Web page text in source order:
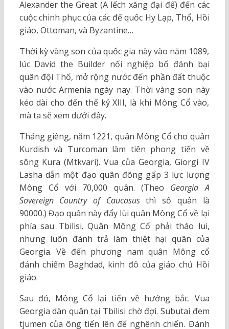
Alexander the Great (A lếch xăng đại đế) đến các
cuộc chinh phục của các đế quốc Hy Lạp, Thổ, Hồi
giáo, Ottoman, và Byzantine…
Thời kỳ vàng son của quốc gia này vào năm 1089,
lúc David the Builder nối nghiệp bố đánh bại
quân đội Thổ, mở rộng nước đến phần đất thuộc
vào nước Armenia ngày nay. Thời vàng son này
kéo dài cho đến thế kỷ XIII, là khi Mông Cổ vào,
mà ta sẽ xem dưới đây.
Tháng giêng, năm 1221, quân Mông Cổ cho quân
Kurdish và Turcoman làm tiên phong tiến về
sông Kura (Mtkvari). Vua của Georgia, Giorgi IV
Lasha dẫn một đạo quân đông gấp 3 lực lượng
Mông Cổ với 70,000 quân. (Theo Georgia A
Sovereign Country of Caucasusthì số quân là
90000.) Đạo quân này đẩy lùi quân Mông Cổ về lại
phía sau Tbilisi. Quân Mông Cổ phải tháo lui,
nhưng luôn đánh trả làm thiệt hại quân của
Georgia. Về đến phương nam quân Mông cổ
đánh chiếm Baghdad, kinh đô của giáo chủ Hồi
giáo.
Sau đó, Mông Cổ lại tiến về hướng bắc. Vua
Georgia dàn quân tại Tbilisi chờ đợi. Subutai đem
tjumen của ông tiến lên để nghênh chiến. Đánh